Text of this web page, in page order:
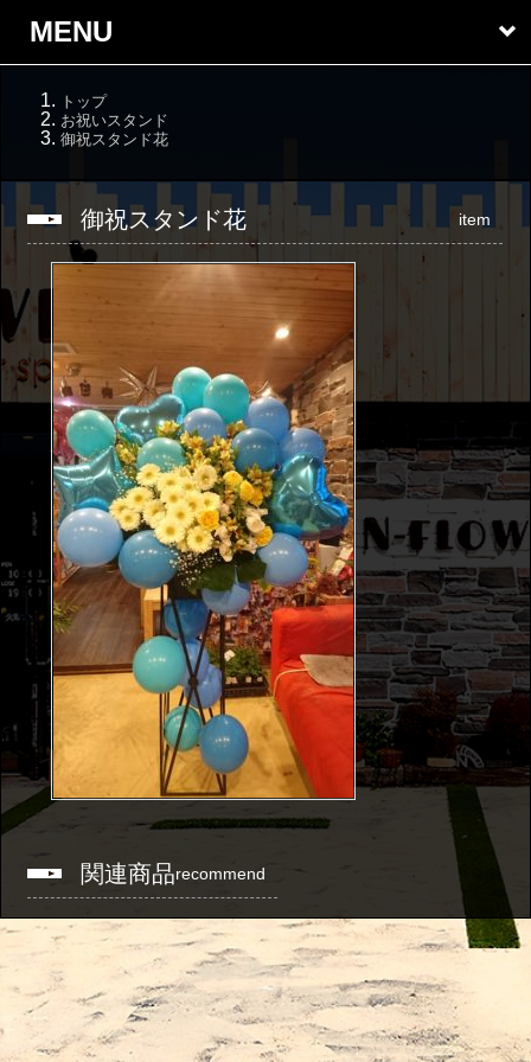
MENU
トップ
お祝いスタンド
御祝スタンド花
御祝スタンド花 item
関連商品recommend